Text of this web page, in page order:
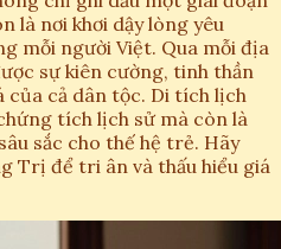
là nơi khơi dậy lòng yêu
mỗi người Việt. Qua mỗi địa
sự kiên cường, tinh thần
của cả dân tộc. Di tích lịch
tích lịch sử mà còn là
sắc cho thế hệ trẻ. Hãy
Trị để tri ân và thấu hiểu giá